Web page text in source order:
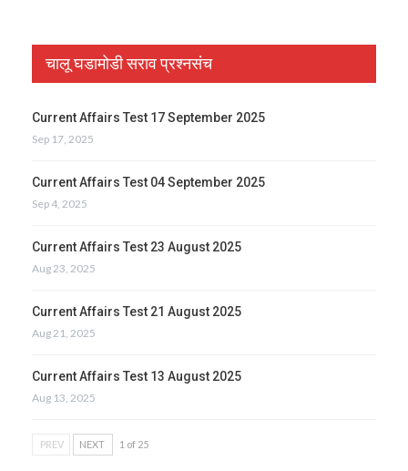
चालू घडामोडी सराव प्रश्नसंच
Current Affairs Test 17 September 2025
Sep 17, 2025
Current Affairs Test 04 September 2025
Sep 4, 2025
Current Affairs Test 23 August 2025
Aug 23, 2025
Current Affairs Test 21 August 2025
Aug 21, 2025
Current Affairs Test 13 August 2025
Aug 13, 2025
PREV NEXT 1 of 25